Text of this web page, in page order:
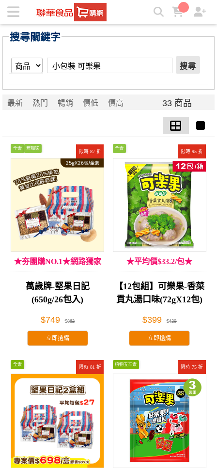
【小包裝 可樂果】搜尋結果 | ★聯華食品e購網★
搜尋關鍵字
搜尋
最新 熱門 暢銷 價低 價高 33 商品
限時 87 折
全素 無調味
★夯團購NO.1★網路獨家
萬歲牌-堅果日記
(650g/26包入)
$749 $862
立即搶購
限時 95 折
全素
★平均價$33.2/包★
【12包組】可樂果-香菜
貢丸湯口味(72gX12包)
$399 $420
立即搶購
限時 81 折
全素
限時 75 折
植物五辛素